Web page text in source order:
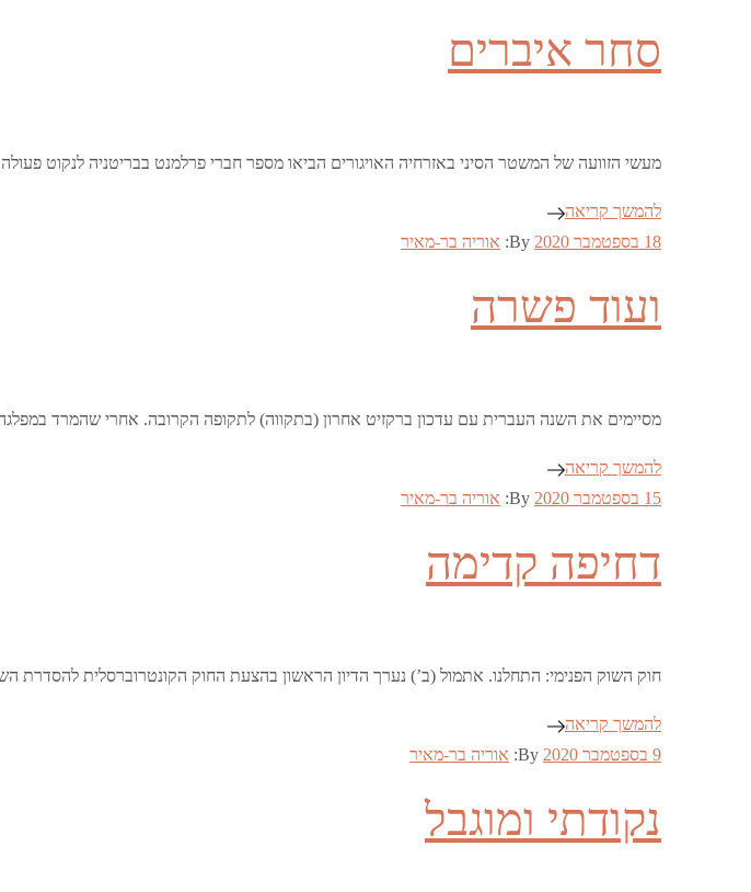
סחר איברים
מעשי הזוועה של המשטר הסיני באזרחיה האויגורים הביאו מספר חברי פרלמנט בבריטניה לנקוט
להמשך קריאה
Posted
18 בספטמבר 2020 By: אוריה בר-מאיר
ועוד פשרה
מסיימים את השנה העברית עם עדכון ברקזיט אחרון (בתקווה) לתקופה הקרובה. אחרי שהמרד במפלגה
להמשך קריאה
Posted
15 בספטמבר 2020 By: אוריה בר-מאיר
דחיפה קדימה
חוק השוק הפנימי: התחלנו. אתמול (ב’) נערך הדיון הראשון בהצעת החוק הקונטרוברסלית
להמשך קריאה
Posted
9 בספטמבר 2020 By: אוריה בר-מאיר
נקודתי ומוגבל